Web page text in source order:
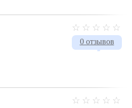
0 отзывов